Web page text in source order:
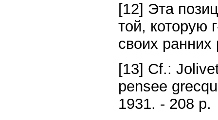
[12] Эта
той, которую
своих ранних
[13] Cf.:
pensee
1931. - 208 p.